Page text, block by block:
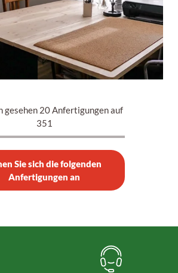
Anfertigungen auf
351
Sie sich die folgenden
Anfertigungen an